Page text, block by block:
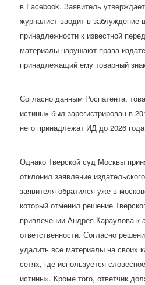
в Facebook. Заявитель
журналист вводит в заблуждение
принадлежности к известной
материалы нарушают права
принадлежащий ему товарный
Согласно данным Роспатента,
истины» был зарегистрирован в
него принадлежат ИД до 2026
Однако Тверской суд Москвы
отклонил заявление
заявителя обратился уже в
который отменил решение
привлечении Андрея Караулова к
ответственности. Согласно
удалить все материалы на своих
сетях, где используется
истины». Кроме того, ответчик